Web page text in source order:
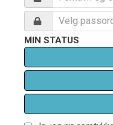
MIN STATUS